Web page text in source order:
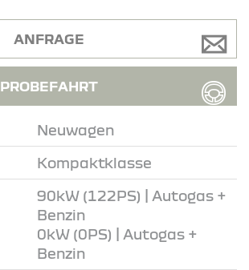
Neuwagen
Kompaktklasse
90kW (122PS) | Autogas +
Benzin
0kW (0PS) | Autogas +
Benzin
ANFRAGE
PROBEFAHRT